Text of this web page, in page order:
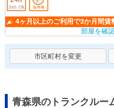
4ヶ月以上のご利用で3か月間賃
部屋を確
市区町村を変更
青森県のトランクルー